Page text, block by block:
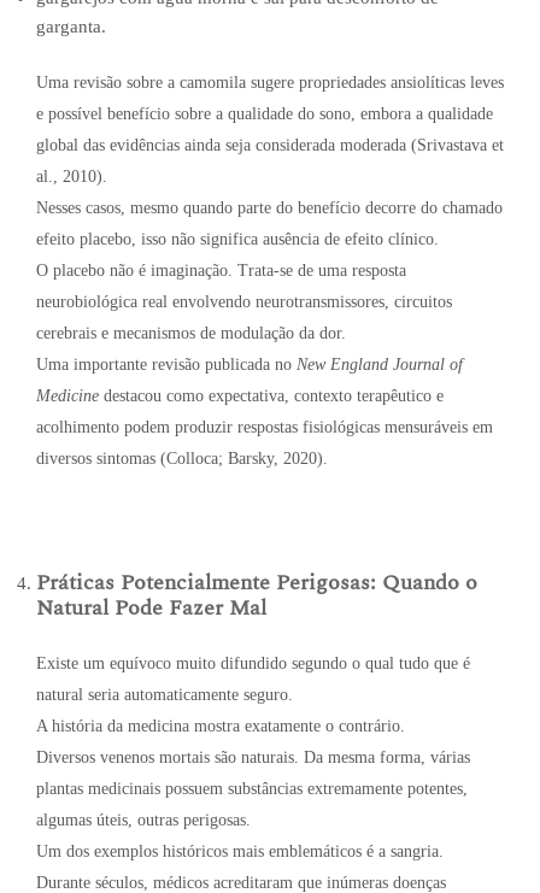
garganta.
Uma revisão sobre a camomila sugere propriedades ansiolíticas leves
e possível benefício sobre a qualidade do sono, embora a qualidade
global das evidências ainda seja considerada moderada (Srivastava et
al., 2010).
Nesses casos, mesmo quando parte do benefício decorre do chamado
efeito placebo, isso não significa ausência de efeito clínico.
O placebo não é imaginação. Trata-se de uma resposta
neurobiológica real envolvendo neurotransmissores, circuitos
cerebrais e mecanismos de modulação da dor.
Uma importante revisão publicada no New England Journal of
Medicine destacou como expectativa, contexto terapêutico e
acolhimento podem produzir respostas fisiológicas mensuráveis em
diversos sintomas (Colloca; Barsky, 2020).
Práticas Potencialmente Perigosas: Quando o
Natural Pode Fazer Mal
Existe um equívoco muito difundido segundo o qual tudo que é
natural seria automaticamente seguro.
A história da medicina mostra exatamente o contrário.
Diversos venenos mortais são naturais. Da mesma forma, várias
plantas medicinais possuem substâncias extremamente potentes,
algumas úteis, outras perigosas.
Um dos exemplos históricos mais emblemáticos é a sangria.
Durante séculos, médicos acreditaram que inúmeras doenças